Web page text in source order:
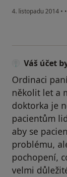
4. listopadu 2014 • •
Váš účet
Ordinaci
několit let a
doktorka je
pacientům
aby se
problému,
pochopení,
velmi